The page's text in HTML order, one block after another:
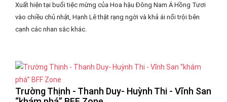
Xuất hiện tại buổi tiệc mừng của Hoa hậu Đông Nam Á Hồng Tươi
vào chiều chủ nhật, Hạnh Lê thật rạng ngời và khả ái nổi trội bên
cạnh các nhan sắc khác.
Trường Thịnh - Thanh Duy- Huỳnh Thi - Vĩnh San